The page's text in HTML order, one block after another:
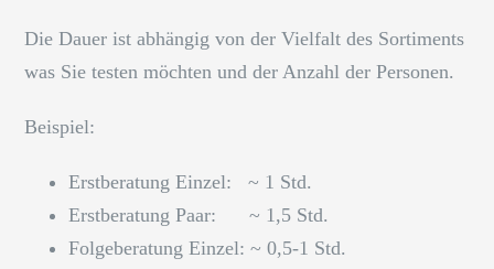
Die Dauer ist abhängig von der Vielfalt des Sortiments
was Sie testen möchten und der Anzahl der Personen.
Beispiel:
Erstberatung Einzel: ~ 1 Std.
Erstberatung Paar: ~ 1,5 Std.
Folgeberatung Einzel: ~ 0,5-1 Std.